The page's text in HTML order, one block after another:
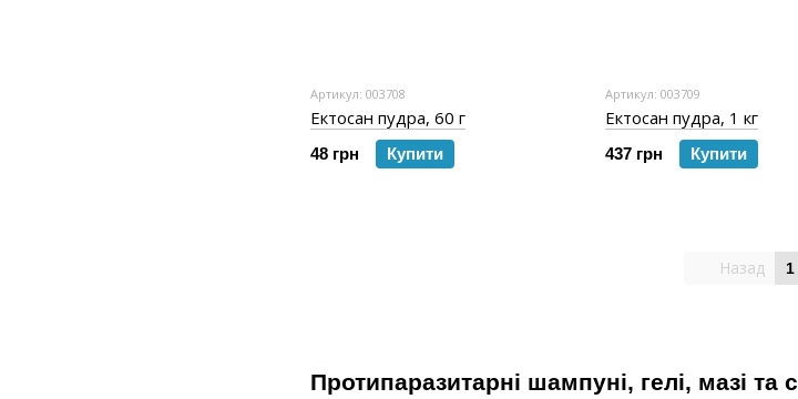
Протипаразитарні шампуні, гелі, мазі та
Артикул: 003708
Ектосан пудра, 60 г
48 грн Купити
Артикул: 003709
Ектосан пудра, 1 кг
437 грн Купити
Назад 1